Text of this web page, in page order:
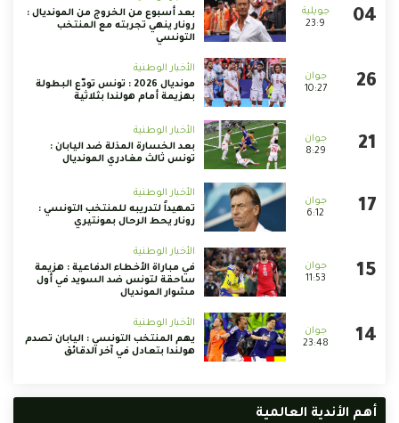
23:9
بعد أسبوع من الخروج من المونديال :
رونار ينهي تجربته مع المنتخب
التونسي
10:27
الأخبار الوطنية
مونديال 2026 : تونس تودّع البطولة
بهزيمة أمام هولندا بثلاثية
8:29
الأخبار الوطنية
بعد الخسارة المذلة ضد اليابان :
تونس ثالث مغادري المونديال
6:12
الأخبار الوطنية
تمهيداً لتدريبه للمنتخب التونسي :
رونار يحط الرحال بمونتيري
11:53
الأخبار الوطنية
في مباراة الأخطاء الدفاعية : هزيمة
ساحقة لتونس ضد السويد في أول
مشوار المونديال
23:48
الأخبار الوطنية
يهم المنتخب التونسي : اليابان تصدم
هولندا بتعادل في آخر الدقائق
أهم الأندية العالمية